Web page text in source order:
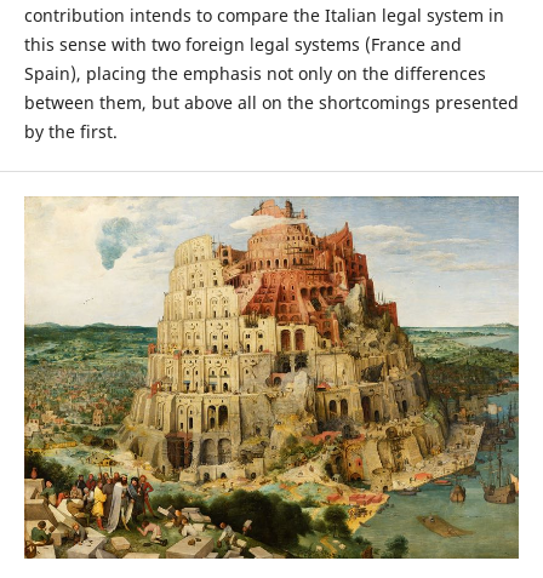
contribution intends to compare the Italian legal system in
this sense with two foreign legal systems (France and
Spain), placing the emphasis not only on the differences
between them, but above all on the shortcomings presented
by the first.